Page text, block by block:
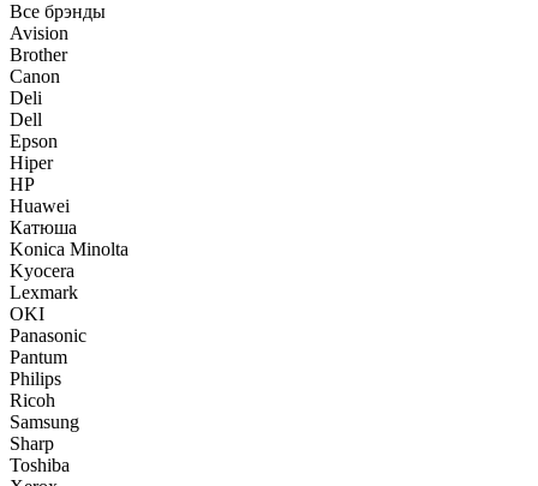
Все брэнды
Avision
Brother
Canon
Deli
Dell
Epson
Hiper
HP
Huawei
Катюша
Konica Minolta
Kyocera
Lexmark
OKI
Panasonic
Pantum
Philips
Ricoh
Samsung
Sharp
Toshiba